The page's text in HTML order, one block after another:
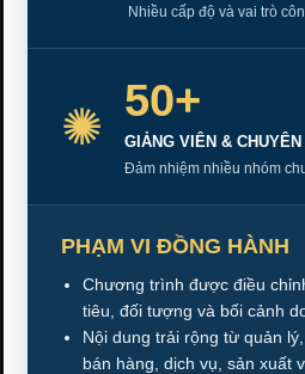
Nhiều cấp độ và vai trò
✺ 50+
GIẢNG VIÊN &
Đảm nhiệm nhiều nhóm
PHẠM VI ĐỒNG HÀNH
Chương trình được điều
tiêu, đối tượng và bối cảnh
Nội dung trải rộng từ quản
bán hàng, dịch vụ, sản xuất